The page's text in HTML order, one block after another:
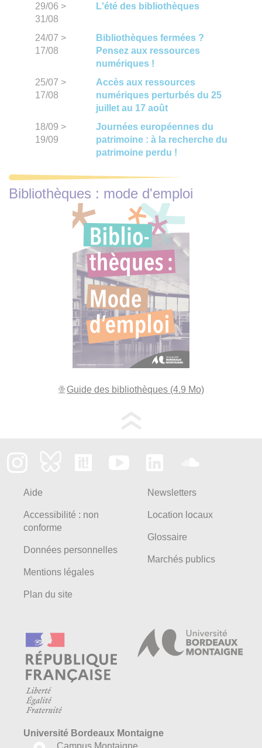
29/06 >
31/08
L'été des bibliothèques
24/07 >
17/08
Bibliothèques fermées ?
Pensez aux ressources
numériques !
25/07 >
17/08
Accès aux ressources
numériques perturbés du 25
juillet au 17 août
18/09 >
19/09
Journées européennes du
patrimoine : à la recherche du
patrimoine perdu !
Bibliothèques : mode d'emploi
Guide des bibliothèques (4.9 Mo)
Aide
Accessibilité : non
conforme
Données personnelles
Mentions légales
Plan du site
Newsletters
Location locaux
Glossaire
Marchés publics
Université Bordeaux Montaigne
Campus Montaigne